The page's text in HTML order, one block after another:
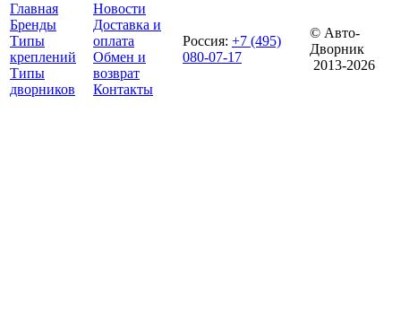
Главная
Бренды
Типы
креплений
Типы
дворников
Новости
Доставка и
оплата
Обмен и
возврат
Контакты
Россия: +7 (495)
080-07-17
© Авто-
Дворник
2013-2026